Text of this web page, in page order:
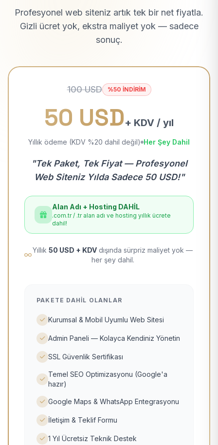
Profesyonel web siteniz artık tek bir net fiyatla.
Gizli ücret yok, ekstra maliyet yok — sadece
sonuç.
100 USD %50 İNDİRİM
50 USD+ KDV / yıl
Yıllık ödeme (KDV %20 dahil değil) Her Şey Dahil
"Tek Paket, Tek Fiyat — Profesyonel
Web Siteniz Yılda Sadece 50 USD!"
Alan Adı + Hosting DAHİL
.com.tr / .tr alan adı ve hosting yıllık ücrete
dahil!
Yıllık 50 USD + KDV dışında sürpriz maliyet yok —
her şey dahil.
PAKETE DAHIL OLANLAR
Kurumsal & Mobil Uyumlu Web Sitesi
Admin Paneli — Kolayca Kendiniz Yönetin
SSL Güvenlik Sertifikası
Temel SEO Optimizasyonu (Google'a
hazır)
Google Maps & WhatsApp Entegrasyonu
İletişim & Teklif Formu
1 Yıl Ücretsiz Teknik Destek